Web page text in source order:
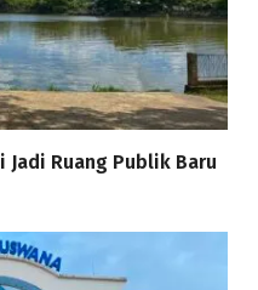
Ruang Publik Baru